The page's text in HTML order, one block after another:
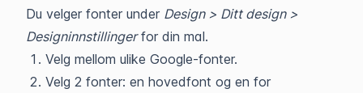
Du velger fonter under Design > Ditt design >
Designinnstillingerfor din mal.
Velg mellom ulike Google-fonter.
Velg 2 fonter: en hovedfont og en for